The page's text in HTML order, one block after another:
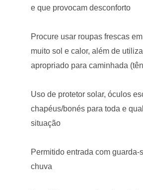
e que provocam desconforto
Procure usar roupas frescas
muito sol e calor, além de
apropriado para caminhada
Uso de protetor solar, óculos
chapéus/bonés para toda e
situação
Permitido entrada com guarda-
chuva